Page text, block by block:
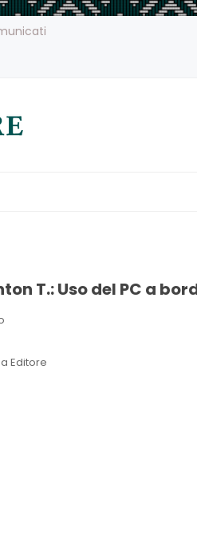
T.: Uso del PC a
Editore